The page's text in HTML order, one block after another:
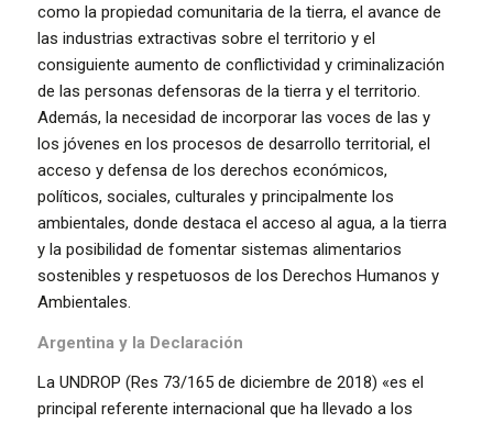
como la propiedad comunitaria de la tierra, el avance de
las industrias extractivas sobre el territorio y el
consiguiente aumento de conflictividad y criminalización
de las personas defensoras de la tierra y el territorio.
Además, la necesidad de incorporar las voces de las y
los jóvenes en los procesos de desarrollo territorial, el
acceso y defensa de los derechos económicos,
políticos, sociales, culturales y principalmente los
ambientales, donde destaca el acceso al agua, a la tierra
y la posibilidad de fomentar sistemas alimentarios
sostenibles y respetuosos de los Derechos Humanos y
Ambientales.
Argentina y la Declaración
La UNDROP (Res 73/165 de diciembre de 2018) «es el
principal referente internacional que ha llevado a los